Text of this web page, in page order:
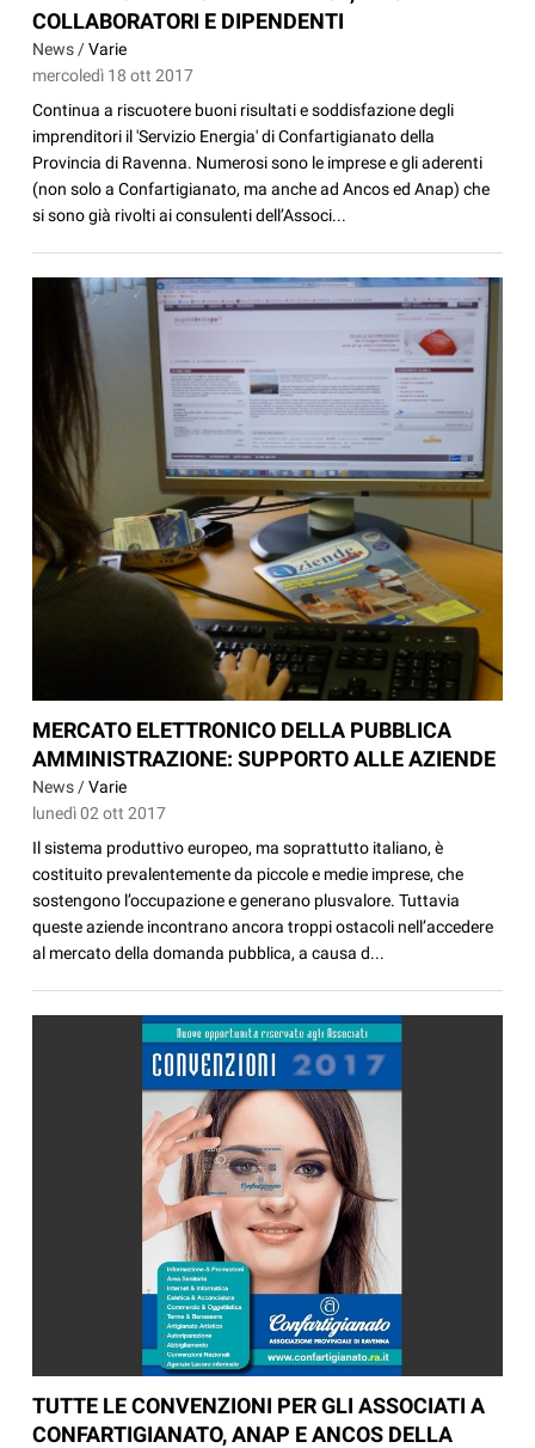
COLLABORATORI E DIPENDENTI
News /Varie
mercoledì 18 ott 2017
Continua a riscuotere buoni risultati e soddisfazione degli
imprenditori il 'Servizio Energia' di Confartigianato della
Provincia di Ravenna. Numerosi sono le imprese e gli aderenti
(non solo a Confartigianato, ma anche ad Ancos ed Anap) che
si sono già rivolti ai consulenti dell’Associ...
MERCATO ELETTRONICO DELLA PUBBLICA
AMMINISTRAZIONE: SUPPORTO ALLE AZIENDE
News /Varie
lunedì 02 ott 2017
Il sistema produttivo europeo, ma soprattutto italiano, è
costituito prevalentemente da piccole e medie imprese, che
sostengono l’occupazione e generano plusvalore. Tuttavia
queste aziende incontrano ancora troppi ostacoli nell’accedere
al mercato della domanda pubblica, a causa d...
TUTTE LE CONVENZIONI PER GLI ASSOCIATI A
CONFARTIGIANATO, ANAP E ANCOS DELLA